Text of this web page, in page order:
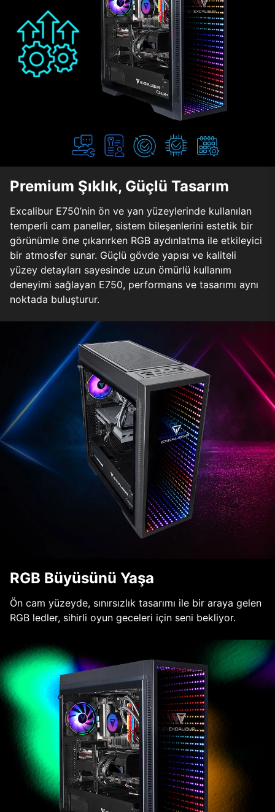
Premium Şıklık, Güçlü Tasarım
Excalibur E750’nin ön ve yan yüzeylerinde kullanılan
temperli cam paneller, sistem bileşenlerini estetik bir
görünümle öne çıkarırken RGB aydınlatma ile etkileyici
bir atmosfer sunar. Güçlü gövde yapısı ve kaliteli
yüzey detayları sayesinde uzun ömürlü kullanım
deneyimi sağlayan E750, performans ve tasarımı aynı
noktada buluşturur.
RGB Büyüsünü Yaşa
Ön cam yüzeyde, sınırsızlık tasarımı ile bir araya gelen
RGB ledler, sihirli oyun geceleri için seni bekliyor.